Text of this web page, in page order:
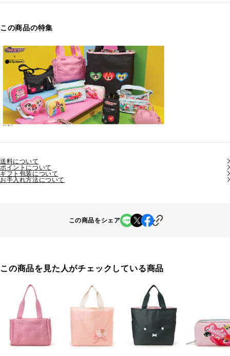
この商品の特集
送料について
ポイントについて
ギフト包装について
お手入れ方法について
この商品をシェア
この商品を見た人がチェックしている商品